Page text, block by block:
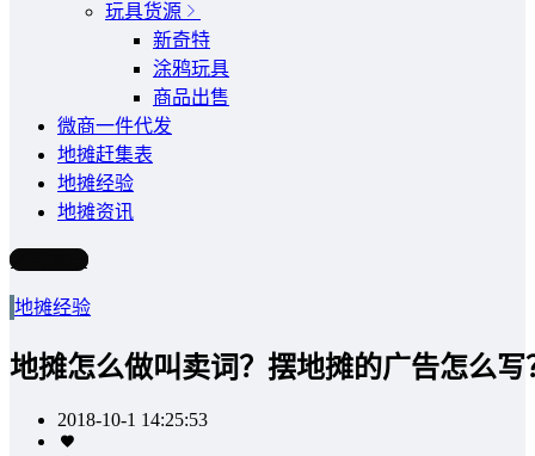
玩具货源
新奇特
涂鸦玩具
商品出售
微商一件代发
地摊赶集表
地摊经验
地摊资讯
写文章
地摊经验
地摊怎么做叫卖词？摆地摊的广告怎么写
2018-10-1 14:25:53